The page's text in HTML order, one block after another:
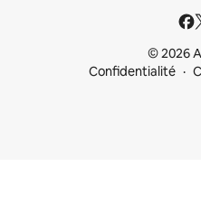
© 2026
Confidentialité